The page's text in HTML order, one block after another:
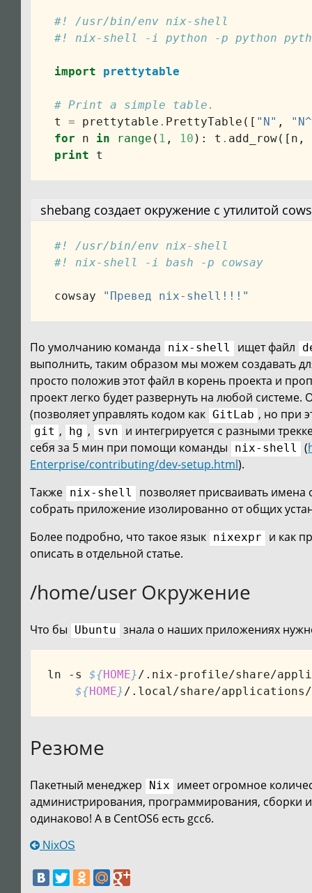
#! /usr/bin/env nix-shell
#! nix-shell -i python -p python
import prettytable
# Print a simple table.
t
= prettytable . PrettyTable ([ "N" ,
for
n in range ( 1 , 10 ): t . add_row([ n ,
print
t
shebang создает окружение с утилитой
#! /usr/bin/env nix-shell
#! nix-shell -i bash -p cowsay
cowsay "Превед nix-shell!!!"
По умолчанию команда nix-shell ищет файл
выполнить, таким образом мы можем создавать
просто положив этот файл в корень проекта и
проект легко будет развернуть на любой
(позволяет управлять кодом как GitLab , но при
git , hg , svn
и интегрируется с разными
себя за 5 мин при помощи команды
nix-shell (
Enterprise/contributing/dev-setup.html).
Также nix-shell
позволяет присваивать
собрать приложение изолированно от общих
Более подробно, что такое язык nixexpr
и как
описать в отдельной статье.
/home/user Окружение
Что бы Ubuntu знала о наших приложениях
ln -s ${HOME}/.nix-profile/share/
${HOME}
Резюме
Пакетный менеджер Nix
имеет огромное
администрирования, программирования, сборки
одинаково! А в CentOS6 есть gcc6.
NixOS